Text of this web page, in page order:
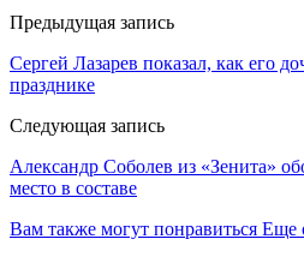
Предыдущая запись
Сергей Лазарев показал, как его
празднике
Следующая запись
Александр Соболев из «Зенита»
место в составе
Вам также могут понравиться Еще